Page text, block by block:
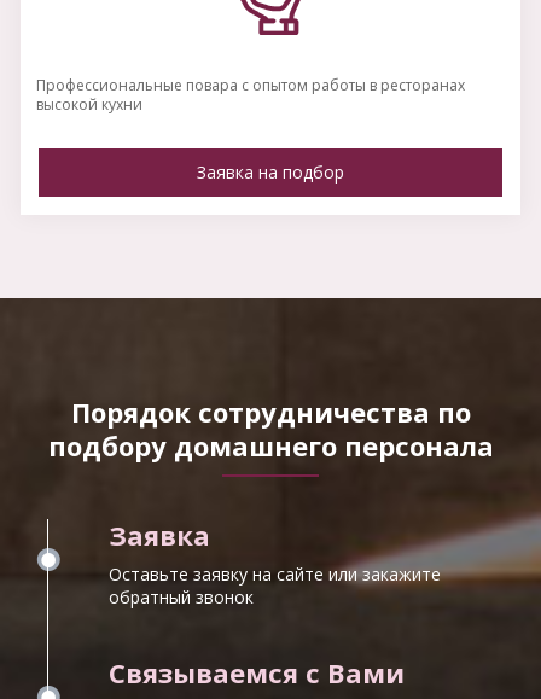
Профессиональные повара с опытом работы в ресторанах
высокой кухни
Заявка на подбор
Порядок сотрудничества по
подбору домашнего персонала
Заявка
Оставьте заявку на сайте или закажите
обратный звонок
Связываемся с Вами